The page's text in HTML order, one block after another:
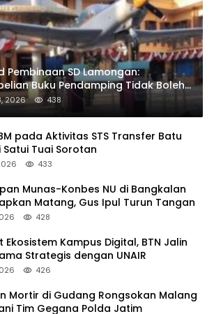
Pembinaan SD Lamongan:
Buku Pendamping Tidak Boleh
2026 438
pada Aktivitas STS Transfer Batu
Satui Tuai Sorotan
433
Munas-Konbes NU di Bangkalan
Matang, Gus Ipul Turun Tangan
428
Ekosistem Kampus Digital, BTN Jalin
Strategis dengan UNAIR
426
Mortir di Gudang Rongsokan Malang
Tim Gegana Polda Jatim